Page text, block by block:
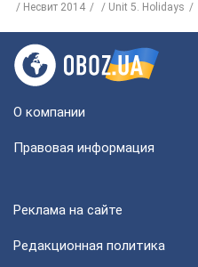
Несвит 2014
Unit 5. Holidays
О компании
Правовая информация
Реклама на сайте
Редакционная политика